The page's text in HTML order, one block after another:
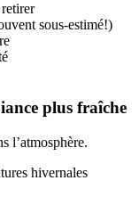
sous-estimé!)
plus fraîche
l’atmosphère.
hivernales